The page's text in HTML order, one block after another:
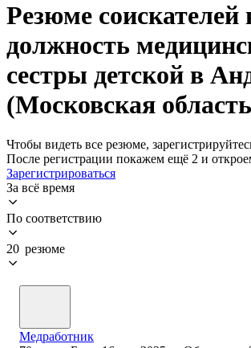
Резюме соискателей
должность
сестры детской в
(Московская
Чтобы видеть все резюме,
После регистрации покажем ещё 2 и
Зарегистрироваться
За всё время
По соответствию
20 резюме
Медработник